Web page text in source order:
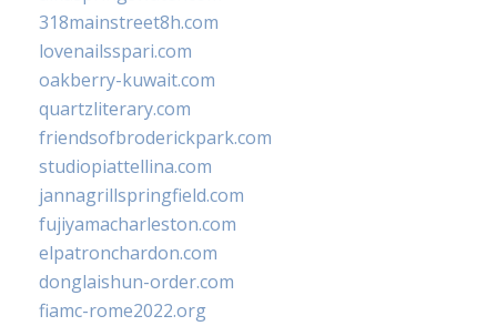
318mainstreet8h.com
lovenailsspari.com
oakberry-kuwait.com
quartzliterary.com
friendsofbroderickpark.com
studiopiattellina.com
jannagrillspringfield.com
fujiyamacharleston.com
elpatronchardon.com
donglaishun-order.com
fiamc-rome2022.org